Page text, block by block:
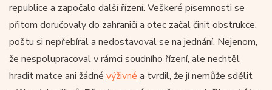
republice a započalo další řízení. Veškeré písemnosti se
přitom doručovaly do zahraničí a otec začal činit obstrukce,
poštu si nepřebíral a nedostavoval se na jednání. Nejenom,
že nespolupracoval v rámci soudního řízení, ale nechtěl
hradit matce ani žádné výživné a tvrdil, že jí nemůže sdělit